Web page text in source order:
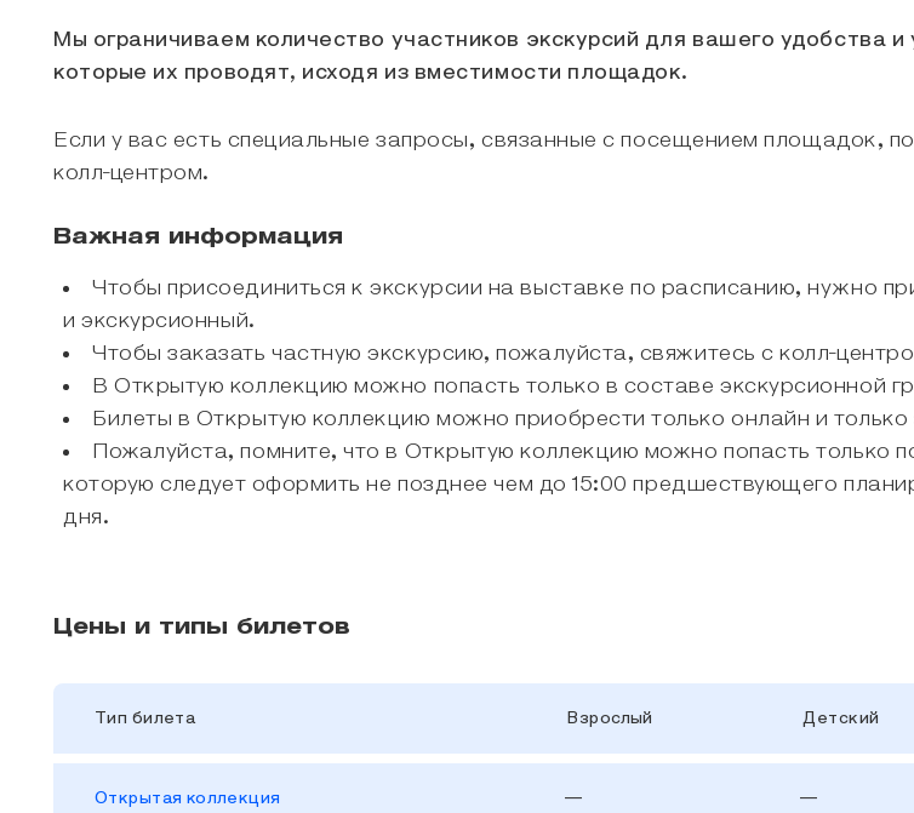
Мы ограничиваем количество участников экскурсий для вашего удобства и
которые их проводят, исходя из вместимости площадок.
Если у вас есть специальные запросы, связанные с посещением площадок,
колл-центром.
Важная информация
Чтобы присоединиться к экскурсии на выставке по расписанию, нужно
и экскурсионный.
Чтобы заказать частную экскурсию, пожалуйста, свяжитесь с колл-
В Открытую коллекцию можно попасть только в составе экскурсионной
Билеты в Открытую коллекцию можно приобрести только онлайн и только
Пожалуйста, помните, что в Открытую коллекцию можно попасть только
которую следует оформить не позднее чем до 15:00 предшествующего
дня.
Цены и типы билетов
Тип билета Взрослый Детский
Открытая коллекция — —